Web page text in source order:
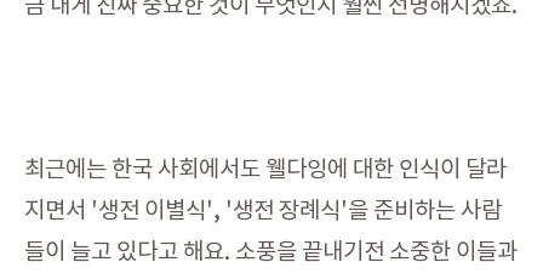
금 내게 진짜 중요한 것이 무엇인지 훨씬 선명해지겠죠.
최근에는 한국 사회에서도 웰다잉에 대한 인식이 달라
지면서 '생전 이별식', '생전 장례식'을 준비하는 사람
들이 늘고 있다고 해요. 소풍을 끝내기전 소중한 이들과